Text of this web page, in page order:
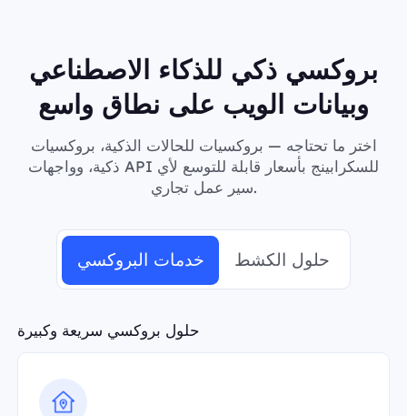
بروكسي ذكي للذكاء الاصطناعي
وبيانات الويب على نطاق واسع
اختر ما تحتاجه — بروكسيات للحالات الذكية، بروكسيات
ذكية، وواجهات API للسكرابينج بأسعار قابلة للتوسع لأي
سير عمل تجاري.
خدمات البروكسي حلول الكشط
حلول بروكسي سريعة وكبيرة